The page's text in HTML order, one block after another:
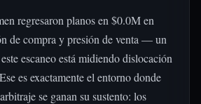
regresaron planos en $0.0M en
de compra y presión de venta — un
escaneo está midiendo dislocación
es exactamente el entorno donde
se ganan su sustento: los